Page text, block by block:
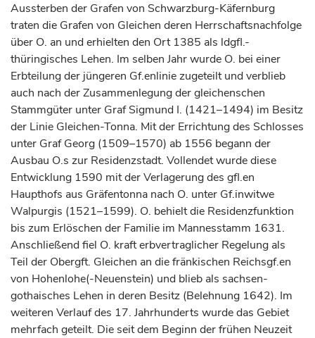
Aussterben der Grafen von Schwarzburg-Käfernburg
traten die Grafen von Gleichen deren Herrschaftsnachfolge
über O. an und erhielten den Ort 1385 als ldgfl.-
thüringisches Lehen. Im selben Jahr wurde O. bei einer
Erbteilung der jüngeren Gf.enlinie zugeteilt und verblieb
auch nach der Zusammenlegung der gleichenschen
Stammgüter unter GrafSigmund I. (1421–1494) im Besitz
der Linie Gleichen-Tonna. Mit der Errichtung des Schlosses
unter GrafGeorg (1509–1570) ab 1556 begann der
Ausbau O.s zur Residenzstadt. Vollendet wurde diese
Entwicklung 1590 mit der Verlagerung des gfl.en
Haupthofs aus Gräfentonna nach O. unter Gf.inwitwe
Walpurgis (1521–1599). O. behielt die Residenzfunktion
bis zum Erlöschen der Familie im Mannesstamm 1631.
Anschließend fiel O. kraft erbvertraglicher Regelung als
Teil der Obergft. Gleichen an die fränkischen Reichsgf.en
von Hohenlohe(-Neuenstein) und blieb als sachsen-
gothaisches Lehen in deren Besitz (Belehnung 1642). Im
weiteren Verlauf des 17. Jahrhunderts wurde das Gebiet
mehrfach geteilt. Die seit dem Beginn der frühen Neuzeit